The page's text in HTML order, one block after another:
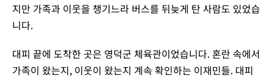
지만 가족과 이웃을 챙기느라 버스를 뒤늦게 탄 사람도 있었습
니다.
대피 끝에 도착한 곳은 영덕군 체육관이었습니다. 혼란 속에서
가족이 왔는지, 이웃이 왔는지 계속 확인하는 이재민들. 대피